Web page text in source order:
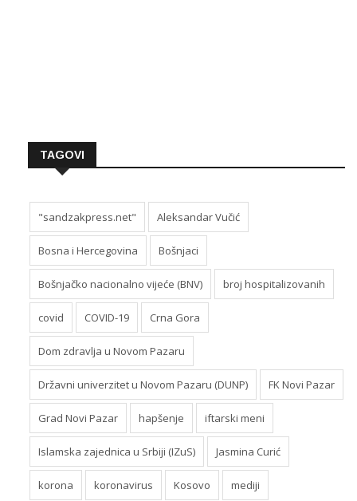
TAGOVI
"sandzakpress.net" Aleksandar Vučić
Bosna i Hercegovina Bošnjaci
Bošnjačko nacionalno vijeće (BNV) broj hospitalizovanih
covid COVID-19 Crna Gora
Dom zdravlja u Novom Pazaru
Državni univerzitet u Novom Pazaru (DUNP) FK Novi Pazar
Grad Novi Pazar hapšenje iftarski meni
Islamska zajednica u Srbiji (IZuS) Jasmina Curić
korona koronavirus Kosovo mediji